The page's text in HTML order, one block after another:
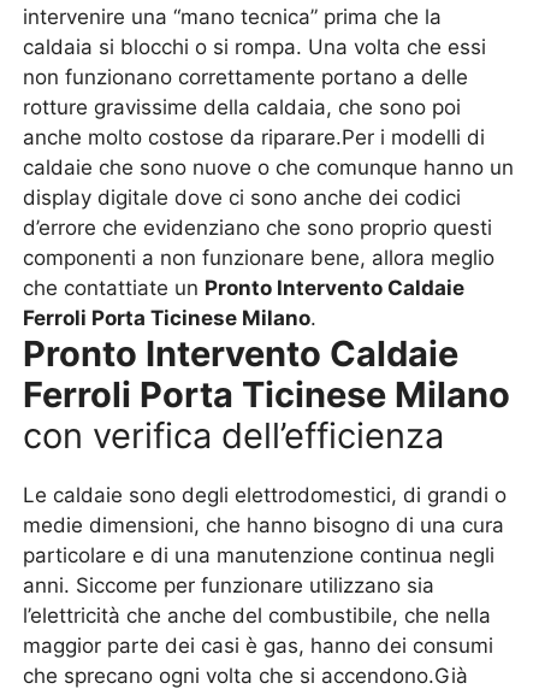
intervenire una “mano tecnica” prima che la
caldaia si blocchi o si rompa. Una volta che essi
non funzionano correttamente portano a delle
rotture gravissime della caldaia, che sono poi
anche molto costose da riparare.Per i modelli di
caldaie che sono nuove o che comunque hanno un
display digitale dove ci sono anche dei codici
d’errore che evidenziano che sono proprio questi
componenti a non funzionare bene, allora meglio
che contattiate un Pronto Intervento Caldaie
Ferroli Porta Ticinese Milano.
Pronto Intervento Caldaie
Ferroli Porta Ticinese Milano
con verifica dell’efficienza
Le caldaie sono degli elettrodomestici, di grandi o
medie dimensioni, che hanno bisogno di una cura
particolare e di una manutenzione continua negli
anni. Siccome per funzionare utilizzano sia
l’elettricità che anche del combustibile, che nella
maggior parte dei casi è gas, hanno dei consumi
che sprecano ogni volta che si accendono.Già